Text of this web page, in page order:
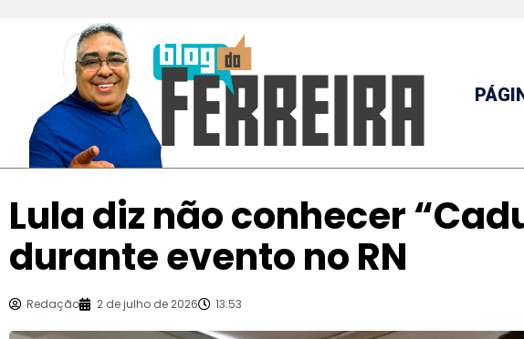
Lula diz não conhecer
durante evento no RN
Redação 2 de julho de 2026 13:53